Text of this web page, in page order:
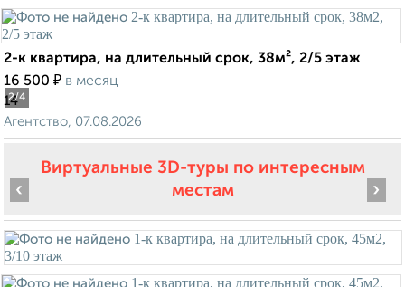
2/4
2-к квартира, на длительный срок, 38м², 2/5 этаж
16 500 ₽ в месяц
14
Агентство, 07.08.2026
Виртуальные 3D-туры по интересным
местам
‹ ›